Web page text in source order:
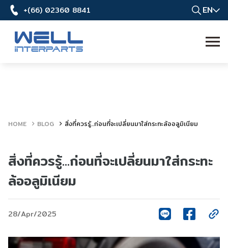
+(66) 02360 8841 EN
HOME BLOG สิ่งที่ควรรู้...ก่อนที่จะเปลี่ยนมาใส่กระทะล้ออลูมิเนียม
สิ่งที่ควรรู้...ก่อนที่จะเปลี่ยนมาใส่กระทะ
ล้ออลูมิเนียม
28/Apr/2025